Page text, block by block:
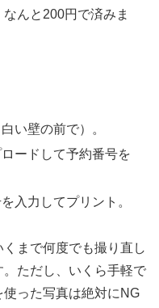
なんと200円 で済みま
い壁の前で）。
ードして予約番号を
入力してプリント。
まで何度でも撮り直し
ただし、いくら手軽で
った写真は絶対にNG